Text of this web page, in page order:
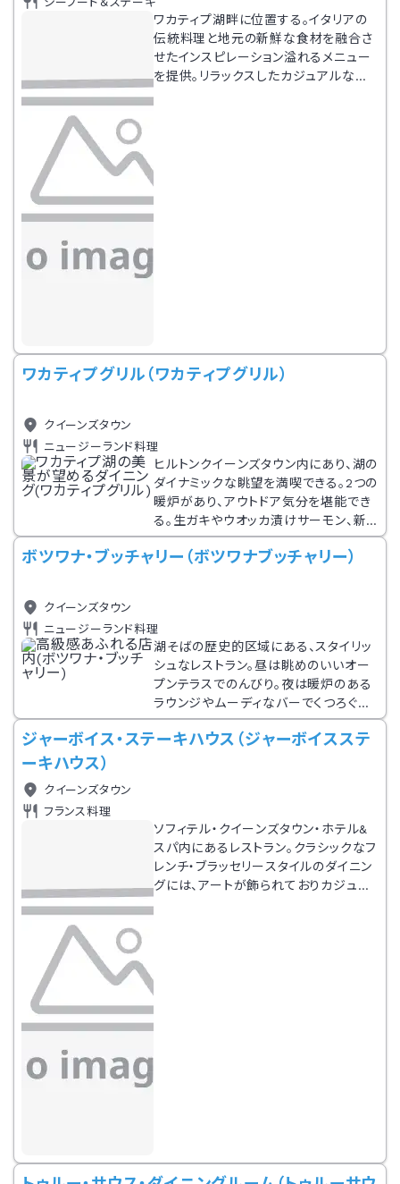
ワカティプ湖畔に位置する。イタリアの
伝統料理と地元の新鮮な食材を融合さ
せたインスピレーション溢れるメニュー
を提供。リラックスしたカジュアルな雰
ワカティプグリル（ワカティプグリル）
クイーンズタウン
ニュージーランド料理
ヒルトンクイーンズタウン内にあり、湖の
ダイナミックな眺望を満喫できる。2つの
暖炉があり、アウトドア気分を堪能でき
る。生ガキやウオッカ漬けサーモン、新
鮮な季節の地元素材を使ったグリルを
味わおう。バーでは、バーテンダーがさ
ボツワナ・ブッチャリー（ボツワナブッチャリー）
クイーンズタウン
ニュージーランド料理
湖そばの歴史的区域にある、スタイリッ
シュなレストラン。昼は眺めのいいオー
プンテラスでのんびり。夜は暖炉のある
ラウンジやムーディなバーでくつろぐの
もいい。ブッチャリー(肉屋)の名が付い
ているだけに、ラム肩肉やアンガスビー
ジャーボイス・ステーキハウス（ジャーボイスステ
ーキハウス）
クイーンズタウン
フランス料理
ソフィテル・クイーンズタウン・ホテル&
スパ内にあるレストラン。クラシックなフ
レンチ・ブラッセリースタイルのダイニン
グには、アートが飾られておりカジュア